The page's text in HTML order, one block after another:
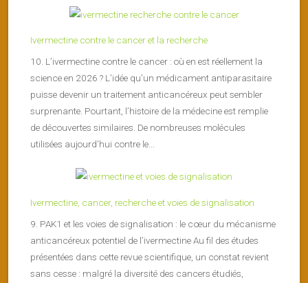
Ivermectine contre le cancer et la recherche
10. L’ivermectine contre le cancer : où en est réellement la
science en 2026 ? L’idée qu’un médicament antiparasitaire
puisse devenir un traitement anticancéreux peut sembler
surprenante. Pourtant, l’histoire de la médecine est remplie
de découvertes similaires. De nombreuses molécules
utilisées aujourd’hui contre le...
Ivermectine, cancer, recherche et voies de signalisation
9. PAK1 et les voies de signalisation : le cœur du mécanisme
anticancéreux potentiel de l’ivermectine Au fil des études
présentées dans cette revue scientifique, un constat revient
sans cesse : malgré la diversité des cancers étudiés,